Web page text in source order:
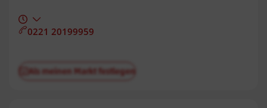
0221 20199959
Als meinen Markt festlegen